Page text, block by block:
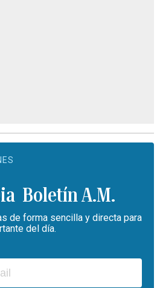
Boletín A.M.
de forma sencilla y directa para
del día.